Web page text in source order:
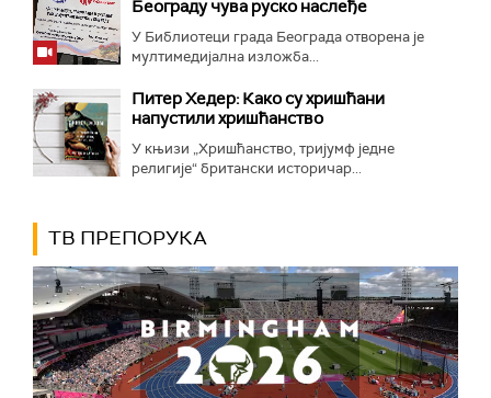
Београду чува руско наслеђе
У Библиотеци града Београда отворена је
мултимедијална изложба...
Питер Хедер: Како су хришћани
напустили хришћанство
У књизи „Хришћанство, тријумф једне
религије“ британски историчар...
ТВ ПРЕПОРУКА